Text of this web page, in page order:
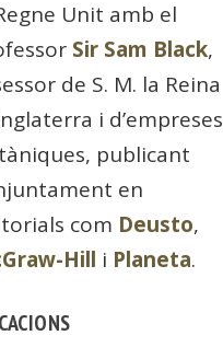
Unit amb el
Sir Sam Black,
de S. M. la Reina
i d’empreses
publicant
en
com Deusto,
Hill i Planeta.